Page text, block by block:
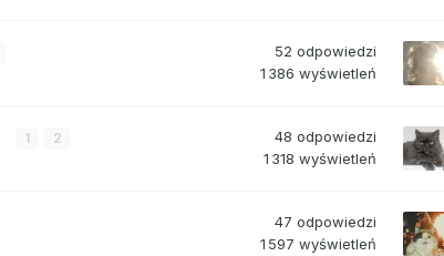
52 odpowiedzi
1 386 wyświetleń
1 2 48 odpowiedzi
1 318 wyświetleń
47 odpowiedzi
1 597 wyświetleń